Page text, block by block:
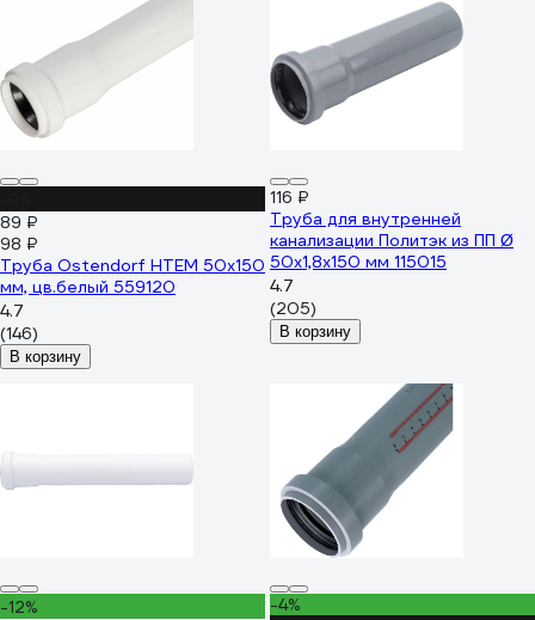
89 ₽
98 ₽
Труба Ostendorf HTEM 50x150
мм, цв.белый 559120
4.7
(146)
В корзину
116 ₽
Труба для внутренней
канализации Политэк из ПП Ø
50x1,8x150 мм 115015
4.7
(205)
В корзину
-12%
-4%